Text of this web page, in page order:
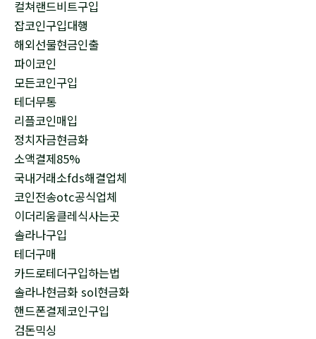
컬쳐랜드비트구입
잡코인구입대행
해외선물현금인출
파이코인
모든코인구입
테더무통
리플코인매입
정치자금현금화
소액결제85%
국내거래소fds해결업체
코인전송otc공식업체
이더리움클레식사는곳
솔라나구입
테더구매
카드로테더구입하는법
솔라나현금화 sol현금화
핸드폰결제코인구입
검돈믹싱